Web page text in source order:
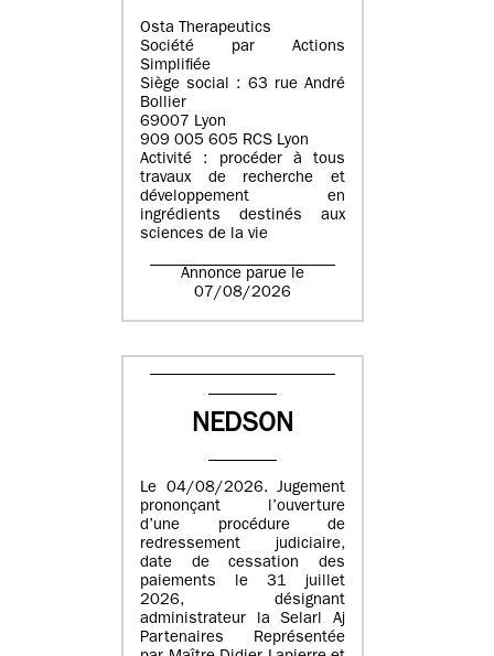
Osta Therapeutics
Société par Actions
Simplifiée
Siège social : 63 rue André
Bollier
69007 Lyon
909 005 605 RCS Lyon
Activité : procéder à tous
travaux de recherche et
développement en
ingrédients destinés aux
sciences de la vie
Annonce parue le
07/08/2026
NEDSON
Le 04/08/2026. Jugement
prononçant l’ouverture
d’une procédure de
redressement judiciaire,
date de cessation des
paiements le 31 juillet
2026, désignant
administrateur la Selarl Aj
Partenaires Représentée